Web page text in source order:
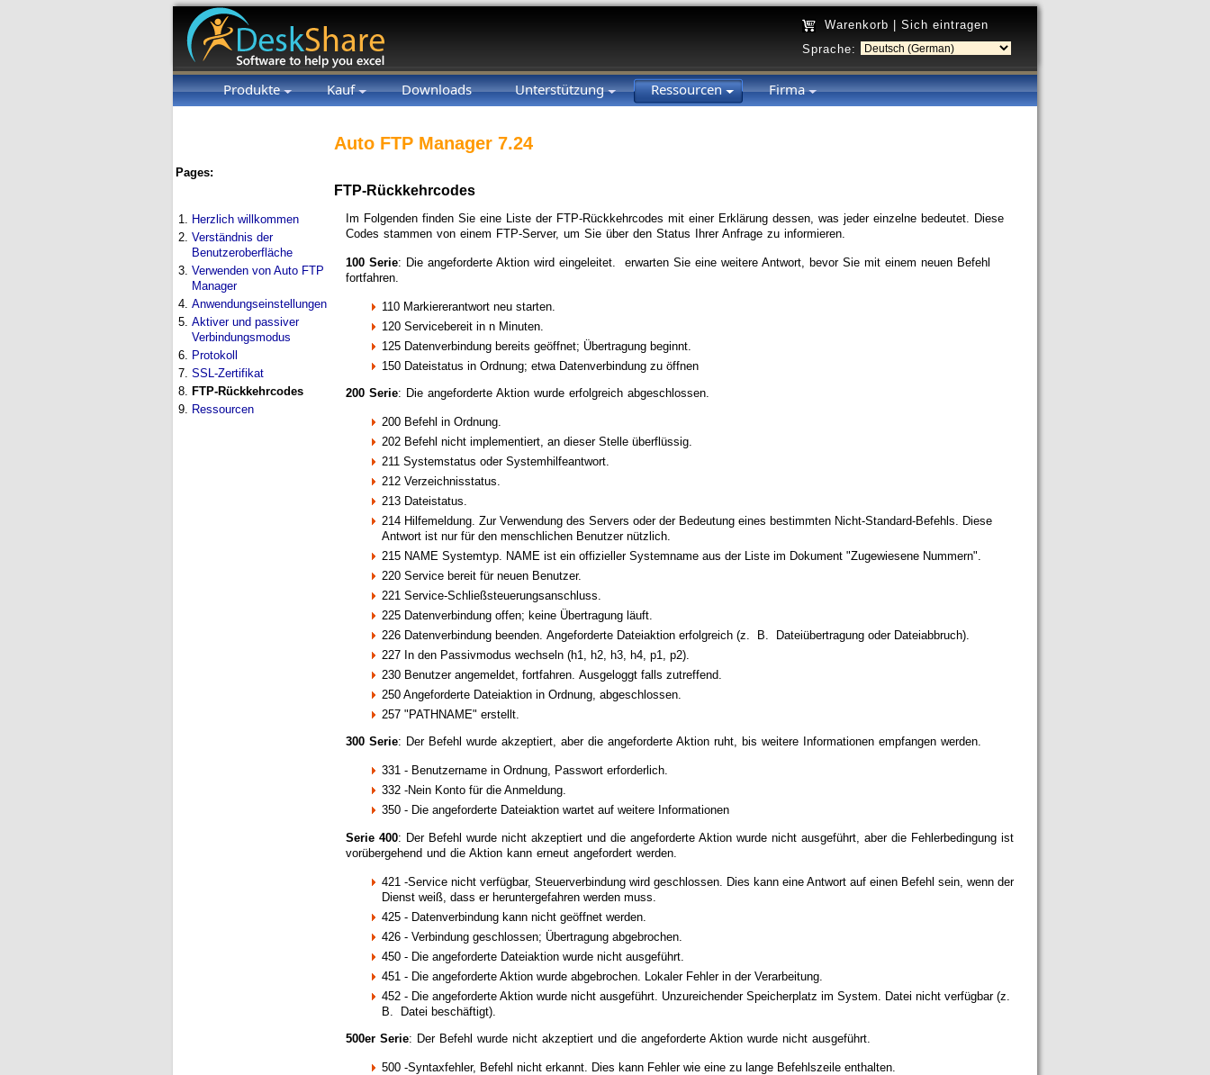
Warenkorb
Sich eintragen
Sprache:
Produkte Kauf Downloads Unterstützung Ressourcen Firma
Pages:
1.
Herzlich willkommen
2. Verständnis der
Benutzeroberfläche
3. Verwenden von Auto FTP
Manager
4. Anwendungseinstellungen
5. Aktiver und passiver
Verbindungsmodus
6.
Protokoll
7. SSL-Zertifikat
8.
FTP-Rückkehrcodes
9.
Ressourcen
Auto FTP Manager 7.24
FTP-Rückkehrcodes
Im Folgenden finden Sie eine Liste der FTP-Rückkehrcodes mit einer Erklärung dessen, was jeder einzelne bedeutet. Diese
Codes stammen von einem FTP-Server, um Sie über den Status Ihrer Anfrage zu informieren.
100 Serie: Die angeforderte Aktion wird eingeleitet. erwarten Sie eine weitere Antwort, bevor Sie mit einem neuen Befehl
fortfahren.
110 Markiererantwort neu starten.
120 Servicebereit in n Minuten.
125 Datenverbindung bereits geöffnet; Übertragung beginnt.
150 Dateistatus in Ordnung; etwa Datenverbindung zu öffnen
200 Serie: Die angeforderte Aktion wurde erfolgreich abgeschlossen.
200 Befehl in Ordnung.
202 Befehl nicht implementiert, an dieser Stelle überflüssig.
211 Systemstatus oder Systemhilfeantwort.
212 Verzeichnisstatus.
213 Dateistatus.
214 Hilfemeldung. Zur Verwendung des Servers oder der Bedeutung eines bestimmten Nicht-Standard-Befehls. Diese
Antwort ist nur für den menschlichen Benutzer nützlich.
215 NAME Systemtyp. NAME ist ein offizieller Systemname aus der Liste im Dokument "Zugewiesene Nummern".
220 Service bereit für neuen Benutzer.
221 Service-Schließsteuerungsanschluss.
225 Datenverbindung offen; keine Übertragung läuft.
226 Datenverbindung beenden. Angeforderte Dateiaktion erfolgreich (z. B. Dateiübertragung oder Dateiabbruch).
227 In den Passivmodus wechseln (h1, h2, h3, h4, p1, p2).
230 Benutzer angemeldet, fortfahren. Ausgeloggt falls zutreffend.
250 Angeforderte Dateiaktion in Ordnung, abgeschlossen.
257 "PATHNAME" erstellt.
300 Serie: Der Befehl wurde akzeptiert, aber die angeforderte Aktion ruht, bis weitere Informationen empfangen werden.
331 - Benutzername in Ordnung, Passwort erforderlich.
332 -Nein Konto für die Anmeldung.
350 - Die angeforderte Dateiaktion wartet auf weitere Informationen
Serie 400: Der Befehl wurde nicht akzeptiert und die angeforderte Aktion wurde nicht ausgeführt, aber die Fehlerbedingung ist
vorübergehend und die Aktion kann erneut angefordert werden.
421 -Service nicht verfügbar, Steuerverbindung wird geschlossen. Dies kann eine Antwort auf einen Befehl sein, wenn der
Dienst weiß, dass er heruntergefahren werden muss.
425 - Datenverbindung kann nicht geöffnet werden.
426 - Verbindung geschlossen; Übertragung abgebrochen.
450 - Die angeforderte Dateiaktion wurde nicht ausgeführt.
451 - Die angeforderte Aktion wurde abgebrochen. Lokaler Fehler in der Verarbeitung.
452 - Die angeforderte Aktion wurde nicht ausgeführt. Unzureichender Speicherplatz im System. Datei nicht verfügbar (z.
B. Datei beschäftigt).
500er Serie: Der Befehl wurde nicht akzeptiert und die angeforderte Aktion wurde nicht ausgeführt.
500 -Syntaxfehler, Befehl nicht erkannt. Dies kann Fehler wie eine zu lange Befehlszeile enthalten.